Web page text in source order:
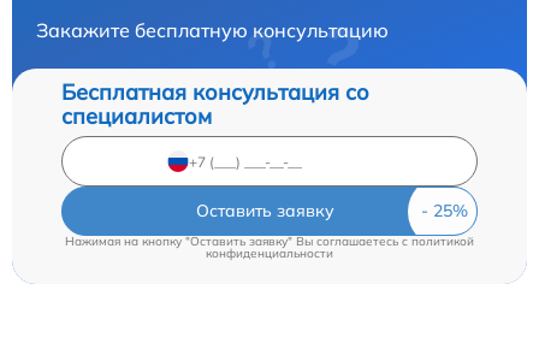
Закажите бесплатную консультацию
Бесплатная консультация со
специалистом
Оставить заявку
Нажимая на кнопку "Оставить заявку" Вы соглашаетесь c политикой
конфиденциальности